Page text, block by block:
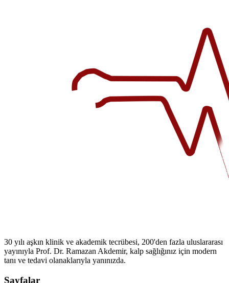
30 yılı aşkın klinik ve akademik tecrübesi, 200'den fazla uluslararası
yayınıyla Prof. Dr. Ramazan Akdemir, kalp sağlığınız için modern
tanı ve tedavi olanaklarıyla yanınızda.
Sayfalar